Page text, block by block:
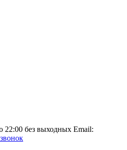
22:00 без выходных Email: